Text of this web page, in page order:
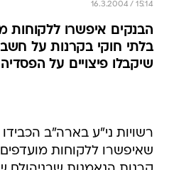
16.3.2004 / 15:14
הבנקים איפשרו ללקוחות
בלתי חוקי בקרנות על
שיקבלו פיצויים על
רשויות ני"ע בארה"ב
שאיפשרו ללקוחות